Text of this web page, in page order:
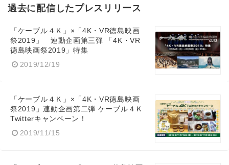
過去に配信したプレスリリース
「ケーブル４Ｋ」×「4K・VR徳島映画
祭2019」 連動企画第三弾 「4K・VR
徳島映画祭2019」特集
2019/12/19
「ケーブル４Ｋ」×「4K・VR徳島映画
祭2019」連動企画第二弾 ケーブル４Ｋ
Twitterキャンペーン！
2019/11/15